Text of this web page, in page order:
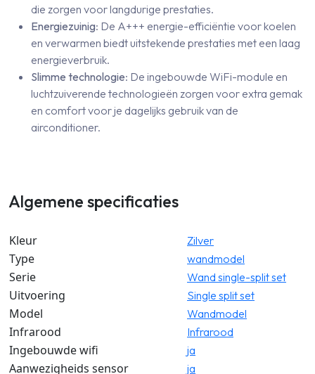
die zorgen voor langdurige prestaties.
Energiezuinig: De A+++ energie-efficiëntie voor koelen
en verwarmen biedt uitstekende prestaties met een laag
energieverbruik.
Slimme technologie: De ingebouwde WiFi-module en
luchtzuiverende technologieën zorgen voor extra gemak
en comfort voor je dagelijks gebruik van de
airconditioner.
Algemene specificaties
Kleur Zilver
Type wandmodel
Serie Wand single-split set
Uitvoering Single split set
Model Wandmodel
Infrarood Infrarood
Ingebouwde wifi ja
Aanwezigheids sensor ja